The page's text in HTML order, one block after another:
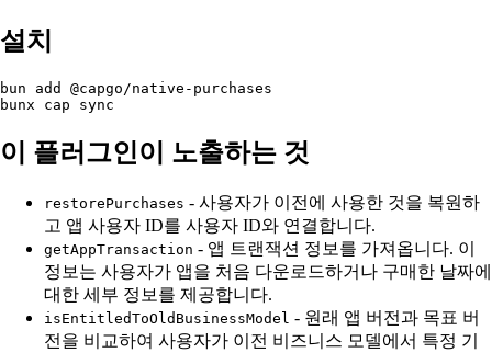
설치
bun add @capgo/native-purchases
이 플러그인이 노출하는 것
restorePurchases - 사용자가 이전에 사용한 것을 복원하
고 앱 사용자 ID를 사용자 ID와 연결합니다.
getAppTransaction - 앱 트랜잭션 정보를 가져옵니다. 이
정보는 사용자가 앱을 처음 다운로드하거나 구매한 날짜에
대한 세부 정보를 제공합니다.
isEntitledToOldBusinessModel - 원래 앱 버전과 목표 버
전을 비교하여 사용자가 이전 비즈니스 모델에서 특정 기